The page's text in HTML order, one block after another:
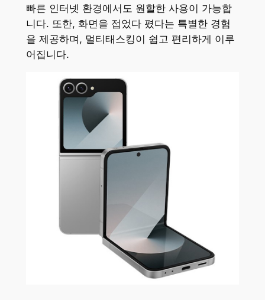
빠른 인터넷 환경에서도 원할한 사용이 가능합
니다. 또한, 화면을 접었다 폈다는 특별한 경험
을 제공하며, 멀티태스킹이 쉽고 편리하게 이루
어집니다.